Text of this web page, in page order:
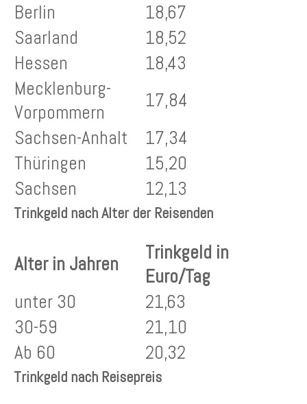
Berlin
18,67
Saarland
18,52
Hessen
18,43
Mecklenburg-
Vorpommern
17,84
Sachsen-Anhalt
17,34
Thüringen
15,20
Sachsen
12,13
Trinkgeld nach Alter der Reisenden
Alter in Jahren
Trinkgeld in
Euro/Tag
unter 30
21,63
30-59
21,10
Ab 60
20,32
Trinkgeld nach Reisepreis